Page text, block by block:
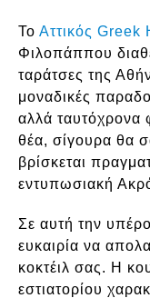
Το Αττικός Greek
Φιλοπάππου
ταράτσες της
μοναδικές
αλλά ταυτόχρονα
θέα, σίγουρα θα
βρίσκεται
εντυπωσιακή
Σε αυτή την
ευκαιρία να
κοκτέιλ σας. Η
εστιατορίου